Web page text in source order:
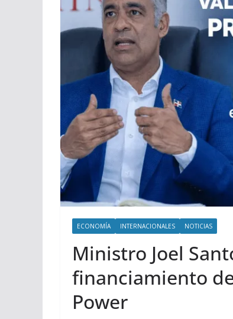
ECONOMÍA INTERNACIONALES NOTICIAS
Ministro Joel
financiamiento
Power